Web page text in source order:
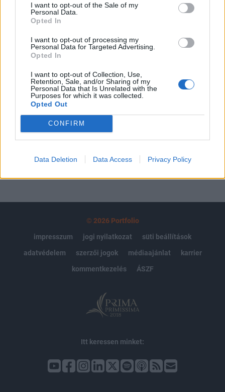
I want to opt-out of the Sale of my
Personal Data.
Opted In
I want to opt-out of processing my
Personal Data for Targeted Advertising.
Opted In
I want to opt-out of Collection, Use,
Retention, Sale, and/or Sharing of my
Personal Data that Is Unrelated with the
Purposes for which it was collected.
Opted Out
CONFIRM
Data Deletion Data Access Privacy Policy
tartozik, melynek olvasása előfizetéses
regisztrációhoz kötött.
Az előfizetés a következőket tartalmazza:
Portfolio.hu teljes cikkarchívum
kötéslistái
MÁR ELŐFIZETŐNK VAGY?BEJELENTKEZÉS
© 2026 Portfolio
impresszum
jogi nyilatkozat
süti beállítások
adatvédelem
szerzői jogok médiaajánlat
karrier
kommentkezelés
ÁSZF
Itt keressen minket: